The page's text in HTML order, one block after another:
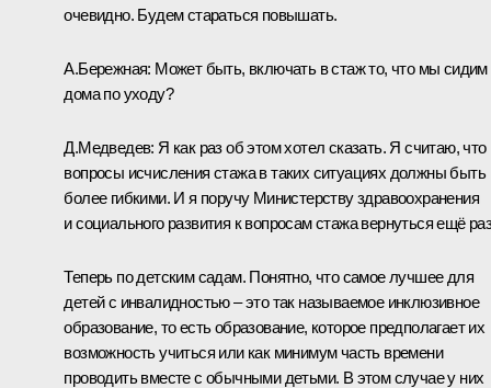
очевидно. Будем стараться повышать.
А.Бережная: Может быть, включать в стаж то, что мы сидим
дома по уходу?
Д.Медведев: Я как раз об этом хотел сказать. Я считаю, что
вопросы исчисления стажа в таких ситуациях должны быть
более гибкими. И я поручу Министерству здравоохранения
и социального развития к вопросам стажа вернуться ещё
Теперь по детским садам. Понятно, что самое лучшее для
детей с инвалидностью – это так называемое инклюзивное
образование, то есть образование, которое предполагает их
возможность учиться или как минимум часть времени
проводить вместе с обычными детьми. В этом случае у них